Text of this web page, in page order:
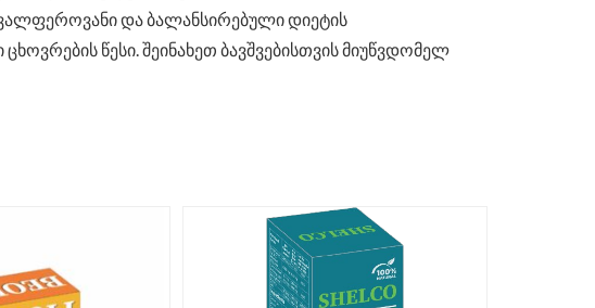
და ბალანსირებული დიეტის
წესი. შეინახეთ ბავშვებისთვის მიუწვდომელ